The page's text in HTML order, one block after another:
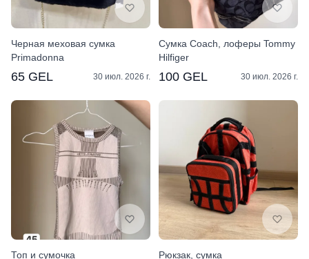
Черная меховая сумка
Primadonna
65 GEL 30 июл. 2026 г.
Сумка Coach, лоферы Tommy
Hilfiger
100 GEL 30 июл. 2026 г.
Топ и сумочка Рюкзак, сумка